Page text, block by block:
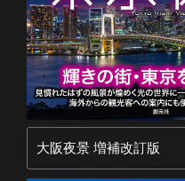
大阪夜景 増補改訂版